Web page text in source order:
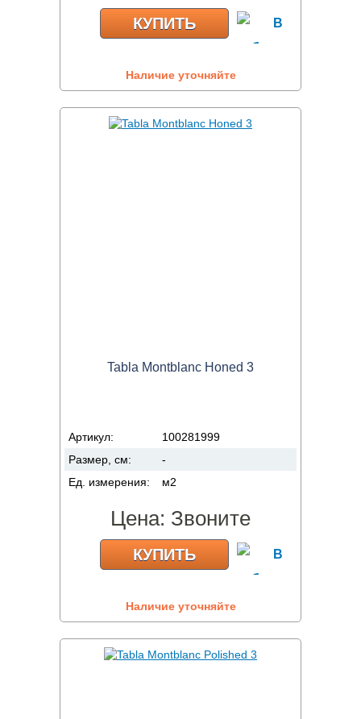
КУПИТЬ
Наличие уточняйте
Tabla Montblanc Honed 3
Артикул:
100281999
Размер, см:
-
Ед. измерения:
м2
Цена: Звоните
КУПИТЬ
Наличие уточняйте